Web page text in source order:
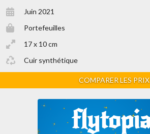
Juin 2021
Portefeuilles
17 x 10 cm
Cuir synthétique
COMPARER LES PRIX